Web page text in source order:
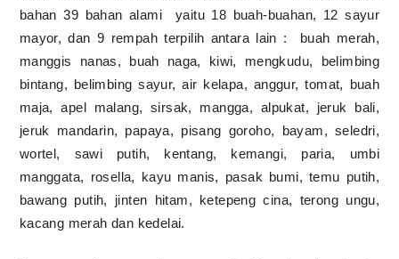
bahan 39 bahan alami
yaitu 18 buah-buahan, 12 sayur
mayor, dan 9 rempah terpilih antara lain :
buah merah,
manggis nanas, buah naga, kiwi, mengkudu, belimbing
bintang, belimbing sayur, air kelapa, anggur, tomat, buah
maja, apel malang, sirsak, mangga, alpukat, jeruk bali,
jeruk mandarin, papaya, pisang goroho, bayam, seledri,
wortel, sawi putih, kentang, kemangi, paria, umbi
manggata, rosella, kayu manis, pasak bumi, temu putih,
bawang putih, jinten hitam, ketepeng cina, terong ungu,
kacang merah dan kedelai.